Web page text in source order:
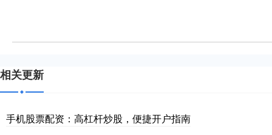
相关更新
手机股票配资：高杠杆炒股，便捷开户指南